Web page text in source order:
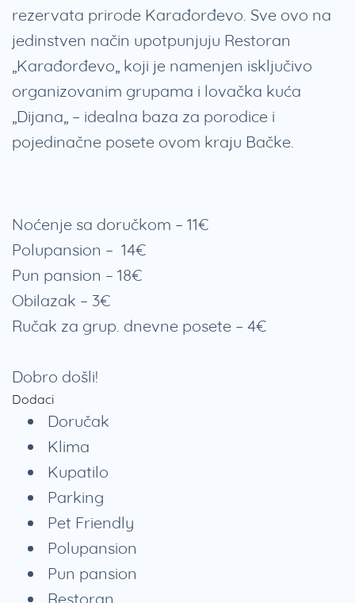
rezervata prirode Karađorđevo. Sve ovo na
jedinstven način upotpunjuju Restoran
„Karađorđevo„ koji je namenjen isključivo
organizovanim grupama i lovačka kuća
„Dijana„ – idealna baza za porodice i
pojedinačne posete ovom kraju Bačke.
Noćenje sa doručkom – 11€
Polupansion – 14€
Pun pansion – 18€
Obilazak – 3€
Ručak za grup. dnevne posete – 4€
Dobro došli!
Dodaci
Doručak
Klima
Kupatilo
Parking
Pet Friendly
Polupansion
Pun pansion
Restoran